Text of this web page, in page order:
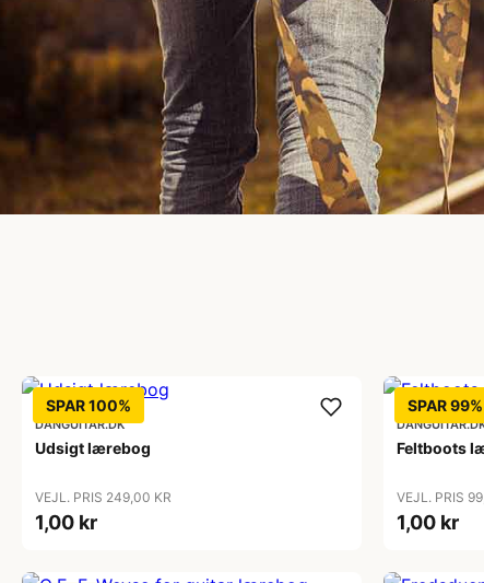
Se det store udvalg af musikinstrumenter
SPAR 100%
DANGUITAR.DK
Udsigt lærebog
VEJL. PRIS 249,00 KR
1,00 kr
SPAR 99%
Feltboots
VEJL. PRIS
1,00 kr